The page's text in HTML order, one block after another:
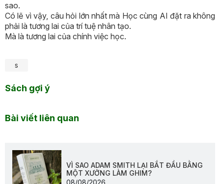
sao.
Có lẽ vì vậy, câu hỏi lớn nhất mà Học cùng AI đặt ra không
phải là tương lai của trí tuệ nhân tạo.
Mà là tương lai của chính việc học.
s
Sách gợi ý
Bài viết liên quan
VÌ SAO ADAM SMITH LẠI BẮT ĐẦU BẰNG
MỘT XƯỞNG LÀM GHIM?
08/08/2026